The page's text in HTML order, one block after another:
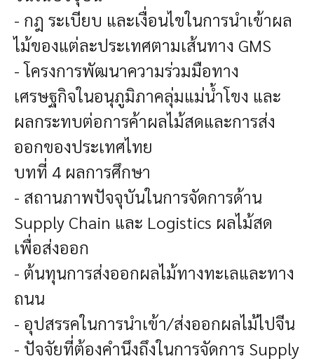
- กฎ ระเบียบ และเงื่อนไขในการนำเข้าผล
ไม้ของแต่ละประเทศตามเส้นทาง GMS
- โครงการพัฒนาความร่วมมือทาง
เศรษฐกิจในอนุภูมิภาคลุ่มแม่น้ำโขง และ
ผลกระทบต่อการค้าผลไม้สดและการส่ง
ออกของประเทศไทย
บทที่ 4 ผลการศึกษา
- สถานภาพปัจจุบันในการจัดการด้าน
Supply Chain และ Logistics ผลไม้สด
เพื่อส่งออก
- ต้นทุนการส่งออกผลไม้ทางทะเลและทาง
ถนน
- อุปสรรคในการนำเข้า/ส่งออกผลไม้ไปจีน
- ปัจจัยที่ต้องคำนึงถึงในการจัดการ Supply